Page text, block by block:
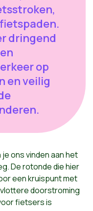
dringend
op
en veilig
ons vinden aan het
De rotonde die hier
een kruispunt met
doorstroming
fietsers is